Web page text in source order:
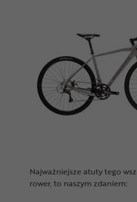
Najważniejsze atuty tego
rower, to naszym zdaniem: